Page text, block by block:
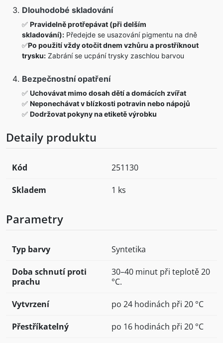
Dlouhodobé skladování
✅ Pravidelně protřepávat (při delším
skladování): Předejde se usazování pigmentu na dně
✅Po použití vždy otočit dnem vzhůru a prostříknout
trysku: Zabrání se ucpání trysky zaschlou barvou
Bezpečnostní opatření
✅ Uchovávat mimo dosah dětí a domácích zvířat
✅ Neponechávat v blízkosti potravin nebo nápojů
✅ Dodržovat pokyny na etiketě výrobku
Detaily produktu
Kód 251130
Skladem 1 ks
Parametry
Typ barvy Syntetika
Doba schnutí proti
prachu
30–40 minut při teplotě 20
°C.
Vytvrzení po 24 hodinách při 20 °C
Přestříkatelný po 16 hodinách při 20 °C